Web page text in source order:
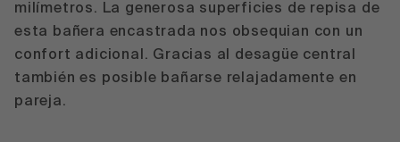
milímetros. La generosa superficies de repisa de
esta bañera encastrada nos obsequian con un
confort adicional. Gracias al desagüe central
también es posible bañarse relajadamente en
pareja.